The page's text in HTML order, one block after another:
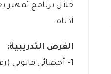
خلال برنامج تمهير
أدناه.
الفرص التدريبية:
1- أخصائي قانوني (رقم الإعلان: 24781691).